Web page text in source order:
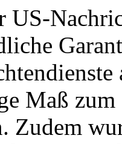
US-
Maß
Zudem